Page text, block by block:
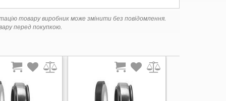
товару виробник може змінити без повідомлення.
перед покупкою.